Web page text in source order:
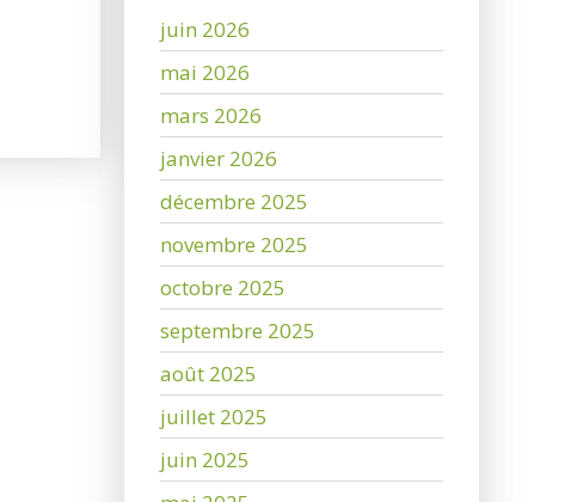
juin 2026
mai 2026
mars 2026
janvier 2026
décembre 2025
novembre 2025
octobre 2025
septembre 2025
août 2025
juillet 2025
juin 2025